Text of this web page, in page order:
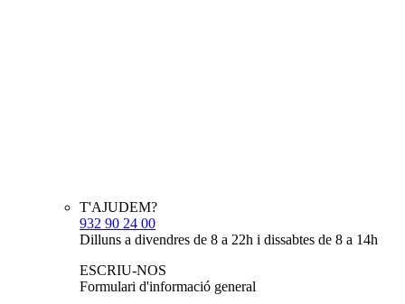
T'AJUDEM?
932 90 24 00
Dilluns a divendres de 8 a 22h i dissabtes de 8 a 14h
ESCRIU-NOS
Formulari d'informació general